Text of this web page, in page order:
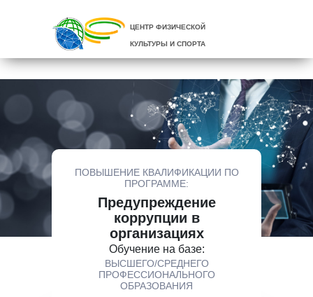
ЦЕНТР ФИЗИЧЕСКОЙ
КУЛЬТУРЫ И СПОРТА
ПОВЫШЕНИЕ КВАЛИФИКАЦИИ ПО
ПРОГРАММЕ:
Предупреждение
коррупции в
организациях
Обучение на базе:
ВЫСШЕГО/СРЕДНЕГО
ПРОФЕССИОНАЛЬНОГО
ОБРАЗОВАНИЯ